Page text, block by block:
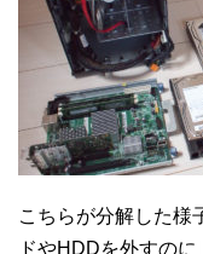
こちらが分解した様
ドやHDDを外すの